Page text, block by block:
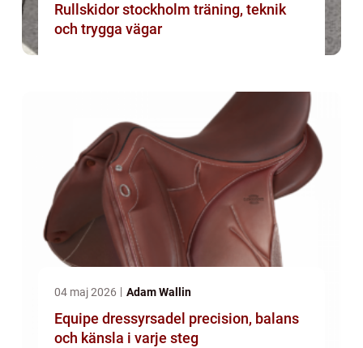
Rullskidor stockholm träning, teknik
och trygga vägar
04 maj 2026 Adam Wallin
Equipe dressyrsadel precision, balans
och känsla i varje steg